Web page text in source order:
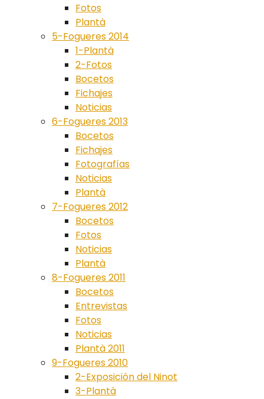
Fotos
Plantà
5-Fogueres 2014
1-Plantà
2-Fotos
Bocetos
Fichajes
Noticias
6-Fogueres 2013
Bocetos
Fichajes
Fotografías
Noticias
Plantà
7-Fogueres 2012
Bocetos
Fotos
Noticias
Plantà
8-Fogueres 2011
Bocetos
Entrevistas
Fotos
Noticias
Plantà 2011
9-Fogueres 2010
2-Exposición del Ninot
3-Plantà